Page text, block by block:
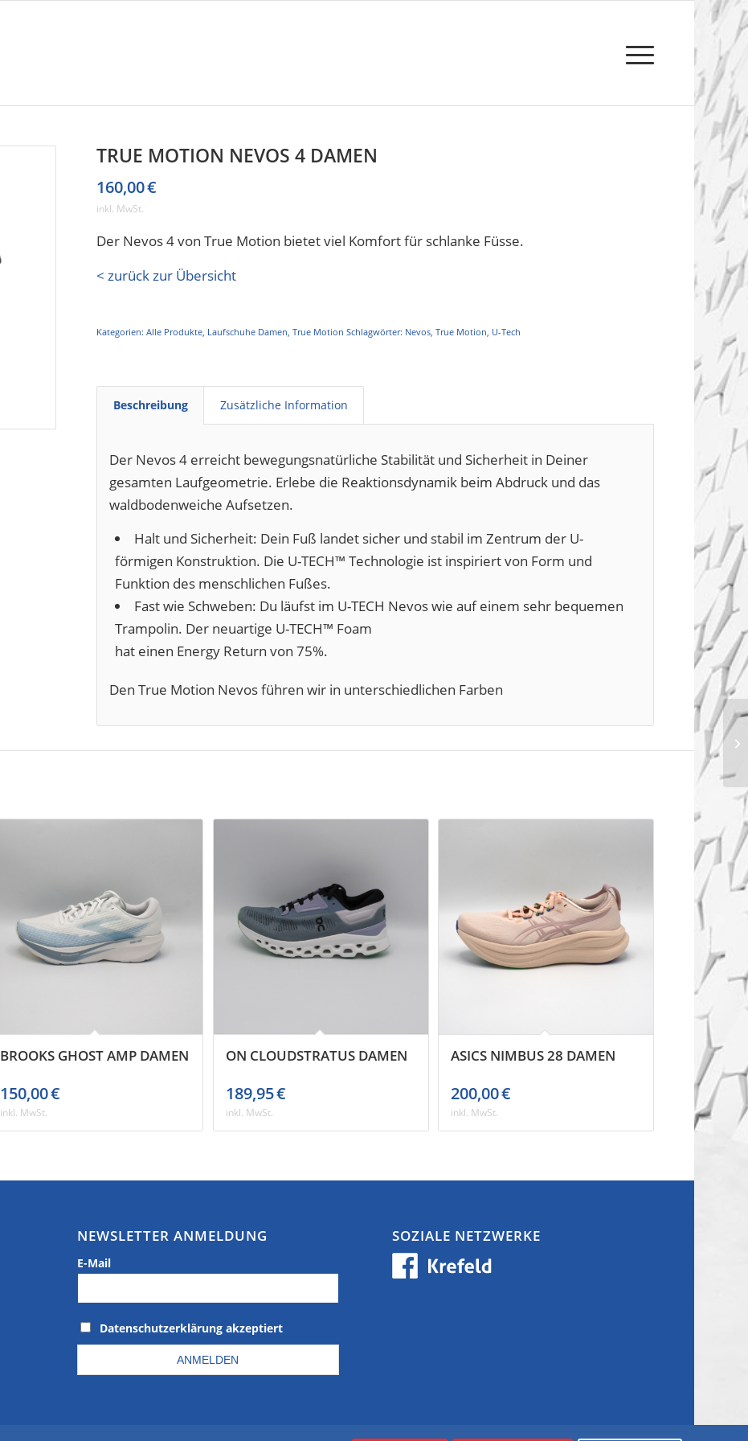
TRUE MOTION NEVOS 4 DAMEN
160,00€
inkl. MwSt.
Der Nevos 4 von True Motion bietet viel Komfort für schlanke Füsse.
< zurück zur Übersicht
Kategorien:Alle Produkte, Laufschuhe Damen,True Motion Schlagwörter: Nevos,True Motion, U-Tech
Beschreibung Zusätzliche Information
Der Nevos 4 erreicht bewegungsnatürliche Stabilität und Sicherheit in Deiner
gesamten Laufgeometrie. Erlebe die Reaktionsdynamik beim Abdruck und das
waldbodenweiche Aufsetzen.
Halt und Sicherheit: Dein Fuß landet sicher und stabil im Zentrum der U-
förmigen Konstruktion. Die U-TECH™ Technologie ist inspiriert von Form und
Funktion des menschlichen Fußes.
Fast wie Schweben: Du läufst im U-TECH Nevos wie auf einem sehr bequemen
Trampolin. Der neuartige U-TECH™ Foam
hat einen Energy Return von 75%.
Den True Motion Nevos führen wir in unterschiedlichen Farben
BROOKS GHOST AMP DAMEN
150,00€
inkl. MwSt.
ON CLOUDSTRATUS DAMEN
189,95€
inkl. MwSt.
ASICS NIMBUS 28 DAMEN
200,00€
inkl. MwSt.
NEWSLETTER ANMELDUNG
E-Mail
Datenschutzerklärung akzeptiert
SOZIALE NETZWERKE